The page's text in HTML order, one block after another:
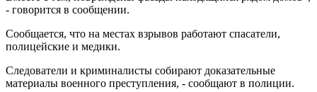
- говорится в сообщении.
Сообщается, что на местах взрывов работают спасатели,
полицейские и медики.
Следователи и криминалисты собирают доказательные
материалы военного преступления, - сообщают в полиции.